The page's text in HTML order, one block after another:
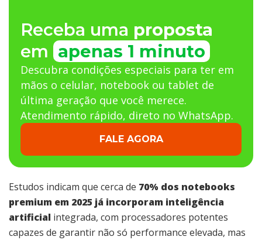
Receba uma proposta
em apenas 1 minuto
Descubra condições especiais para ter em
mãos o celular, notebook ou tablet de
última geração que você merece.
Atendimento rápido, direto no WhatsApp.
FALE AGORA
Estudos indicam que cerca de 70% dos notebooks
premium em 2025 já incorporam inteligência
artificial integrada, com processadores potentes
capazes de garantir não só performance elevada, mas